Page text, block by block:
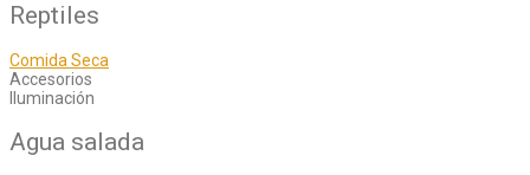
Reptiles
Comida Seca
Accesorios
Iluminación
Agua salada